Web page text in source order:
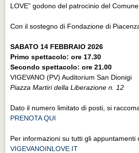
LOVE” godono del patrocinio del
Con il sostegno di Fondazione di
SABATO 14 FEBBRAIO 2026
Primo spettacolo: ore 17.30
Secondo spettacolo: ore 21.00
VIGEVANO (PV) Auditorium San Dionigi
Piazza Martiri della Liberazione n. 12
Dato il numero limitato di posti, si
PRENOTA QUI
Per informazioni su tutti gli appuntamenti
VIGEVANOINLOVE.IT